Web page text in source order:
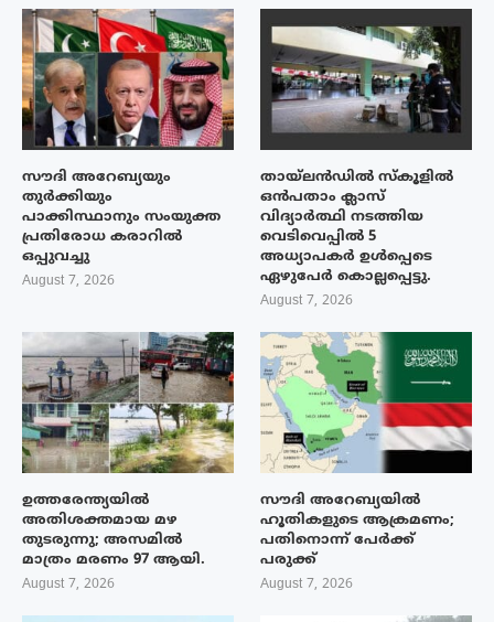
സൗദി അറേബ്യയും
തുർക്കിയും
പാക്കിസ്ഥാനും സംയുക്ത
പ്രതിരോധ കരാറിൽ
ഒപ്പുവച്ചു
August 7, 2026
തായ്‌ലൻഡിൽ സ്കൂളിൽ
ഒൻപതാം ക്ലാസ്
വിദ്യാർത്ഥി നടത്തിയ
വെടിവെപ്പിൽ 5
അധ്യാപകർ ഉൾപ്പെടെ
ഏഴുപേർ കൊല്ലപ്പെട്ടു.
August 7, 2026
ഉത്തരേന്ത്യയിൽ
അതിശക്തമായ മഴ
തുടരുന്നു; അസമിൽ
മാത്രം മരണം 97 ആയി.
August 7, 2026
സൗദി അറേബ്യയിൽ
ഹൂതികളുടെ ആക്രമണം;
പതിനൊന്ന് പേർക്ക്
പരുക്ക്
August 7, 2026